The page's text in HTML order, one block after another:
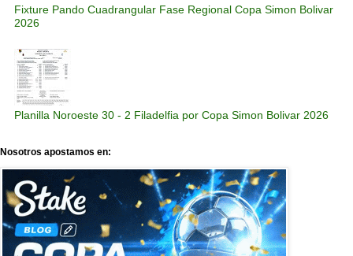
Fixture Pando Cuadrangular Fase Regional Copa Simon Bolivar
2026
Planilla Noroeste 30 - 2 Filadelfia por Copa Simon Bolivar 2026
Nosotros apostamos en: